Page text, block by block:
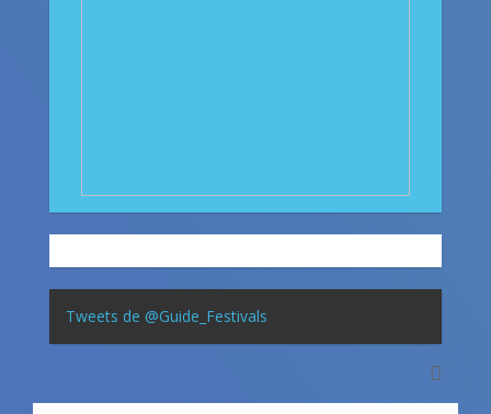
Tweets de @Guide_Festivals